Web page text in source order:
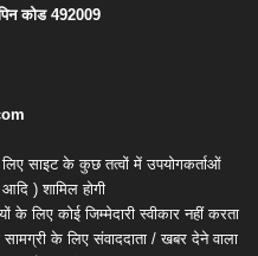
कोड492009
साइट के कुछ तत्वों में उपयोगकर्ताओं
आदि ) शामिल होगी
के लिए कोई जिम्मेदारी स्वीकार नहीं करता
के लिए संवाददाता / खबर देने वाला